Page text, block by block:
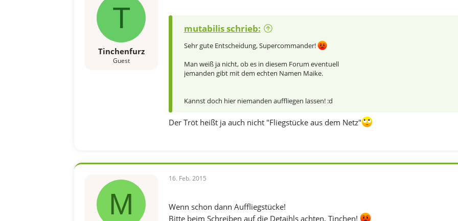
T
Tinchenfurz
Guest
mutabilis schrieb:
Sehr gute Entscheidung, Supercommander!
Man weiß ja nicht, ob es in diesem Forum eventuell
jemanden gibt mit dem echten Namen Maike.
Kannst doch hier niemanden auffliegen lassen! :d
Der Tröt heißt ja auch nicht "Fliegstücke aus dem Netz"
M
16. Feb. 2015
Wenn schon dann Auffliegstücke!
Bitte beim Schreiben auf die Detaihls achten, Tinchen!